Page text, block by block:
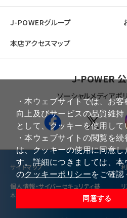
・本ウェブサイトでは、お
向上及びサービスの品質維持
として、クッキーを使用して
・本ウェブサイトの閲覧を
は、クッキーの使用に同意し
す。詳細につきましては、本
のクッキーポリシーをご確認
同意する
J-POWERグループ
本店アクセスマップ
J-POWER
ソーシャルメディアポ
サイトマップ
個⼈情報・サイバーセキュリティ基
本方針